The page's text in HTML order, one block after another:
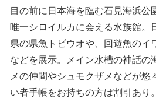
目の前に日本海を臨む石見海浜公
唯一シロイルカに会える水族館。
県の県魚トビウオや、回遊魚のイ
などを展示。メイン水槽の神話の
メの仲間やシュモクザメなどが悠
い者手帳をお持ちの方は割引あり。